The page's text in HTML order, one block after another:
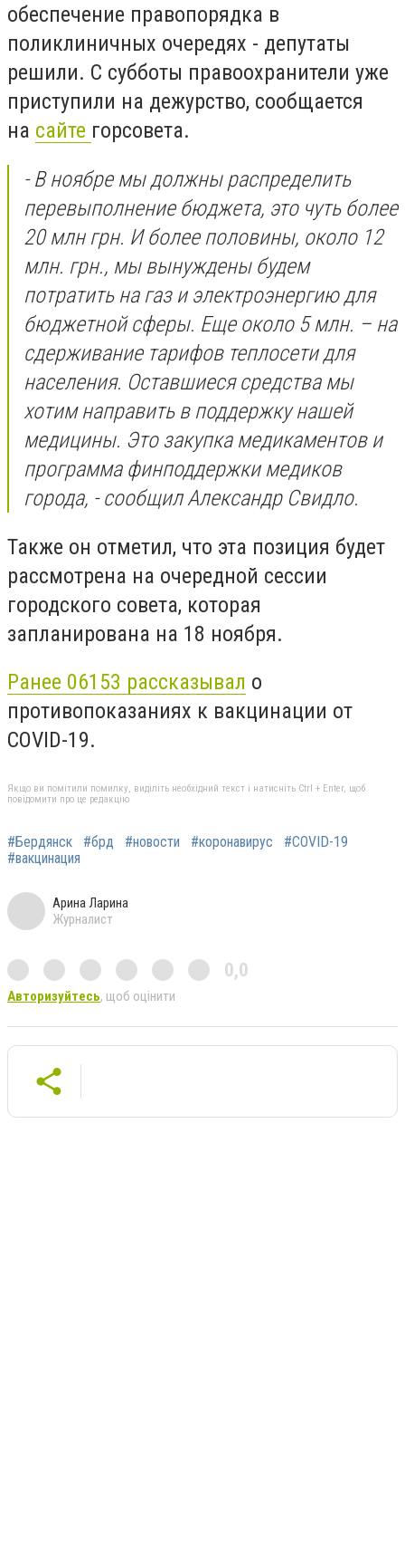
обеспечение правопорядка в
поликлиничных очередях - депутаты
решили. С субботы правоохранители уже
приступили на дежурство, сообщается
на сайте горсовета.
- В ноябре мы должны распределить
перевыполнение бюджета, это чуть более
20 млн грн. И более половины, около 12
млн. грн., мы вынуждены будем
потратить на газ и электроэнергию для
бюджетной сферы. Еще около 5 млн. – на
сдерживание тарифов теплосети для
населения. Оставшиеся средства мы
хотим направить в поддержку нашей
медицины. Это закупка медикаментов и
программа финподдержки медиков
города, - сообщил Александр Свидло.
Также он отметил, что эта позиция будет
рассмотрена на очередной сессии
городского совета, которая
запланирована на 18 ноября.
Ранее 06153 рассказывал о
противопоказаниях к вакцинации от
COVID-19.
Якщо ви помітили помилку, виділіть необхідний текст і натисніть Ctrl + Enter, щоб
повідомити про це редакцію
#Бердянск #брд #новости #коронавирус
#COVID-19
#вакцинация
Арина Ларина
Журналист
0,0
Авторизуйтесь, щоб оцінити